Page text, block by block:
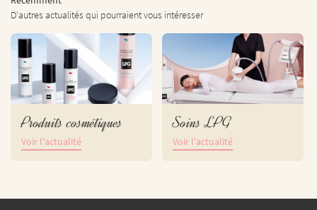
TARIFS LPG
AVIS
ACTUALITÉS
CONTACT
Rejoignez-
D'autres actualités qui pourraient vous intéresser
Produits cosmétiques
Voir l'actualité
Soins LPG
Voir l'actualité